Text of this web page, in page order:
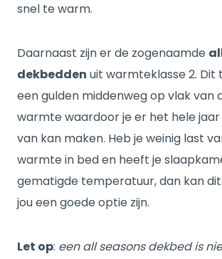
snel te warm.
Daarnaast zijn er de zogenaamde
dekbedden uit warmteklasse 2. Dit
een gulden middenweg op vlak van
warmte waardoor je er het hele
van kan maken. Heb je weinig last
warmte in bed en heeft je
gematigde temperatuur, dan kan
jou een goede optie zijn.
Let op: een all seasons dekbed is